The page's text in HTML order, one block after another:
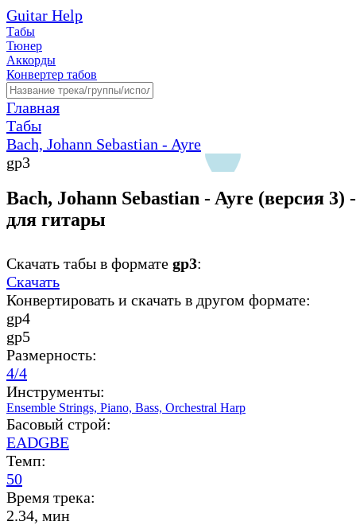
Guitar Help
Табы
Тюнер
Аккорды
Конвертер табов
Главная
Табы
Bach, Johann Sebastian - Ayre
gp3
Bach, Johann Sebastian - Ayre (версия 3)
для гитары
Скачать табы в формате gp3:
Скачать
Конвертировать и скачать в другом формате:
gp4
gp5
Размерность:
4/4
Инструменты:
Ensemble Strings, Piano, Bass, Orchestral Harp
Басовый строй:
EADGBE
Темп:
50
Время трека:
2.34, мин